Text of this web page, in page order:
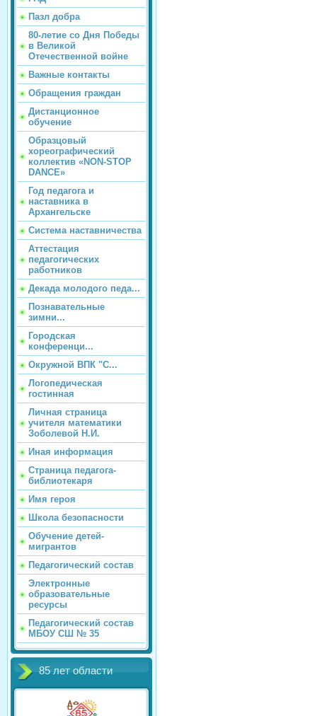
Пазл добра
80-летие со Дня Победы
в Великой
Отечественной войне
Важные контакты
Обращения граждан
Дистанционное
обучение
Образцовый
хореографический
коллектив «NON-STOP
DANCE»
Год педагога и
наставника в
Архангельске
Система наставничества
Аттестация
педагогических
работников
Декада молодого педа...
Познавательные
зимни...
Городская
конференци...
Окружной ВПК "С...
Логопедическая
гостинная
Личная страница
учителя математики
Зоболевой Н.И.
Иная информация
Страница педагога-
библиотекаря
Имя героя
Школа безопасности
Обучение детей-
мигрантов
Педагогический состав
Электронные
образовательные
ресурсы
Педагогический состав
МБОУ СШ № 35
85 лет области